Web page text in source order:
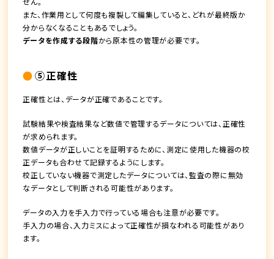
また、作業用として何度も複製して編集していると、どれが最終版か
分からなくなることもあるでしょう。
データを作成する段階から原本性の管理が必要です。
⑤正確性
正確性とは、データが正確であることです。
試験結果や検査結果など数値で管理するデータについては、正確性
が求められます。
数値データが正しいことを証明するために、 測定に使用した機器の校
正データも合わせて記録するようにします。
校正していない機器で測定したデータについては、監査の際に無効
なデータとして判断される可能性があります。
データの入力を手入力で行っている場合も注意が必要です。
手入力の場合、入力ミスによって正確性が損なわれる可能性があり
ます。